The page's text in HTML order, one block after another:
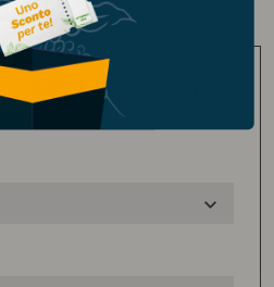
572,25